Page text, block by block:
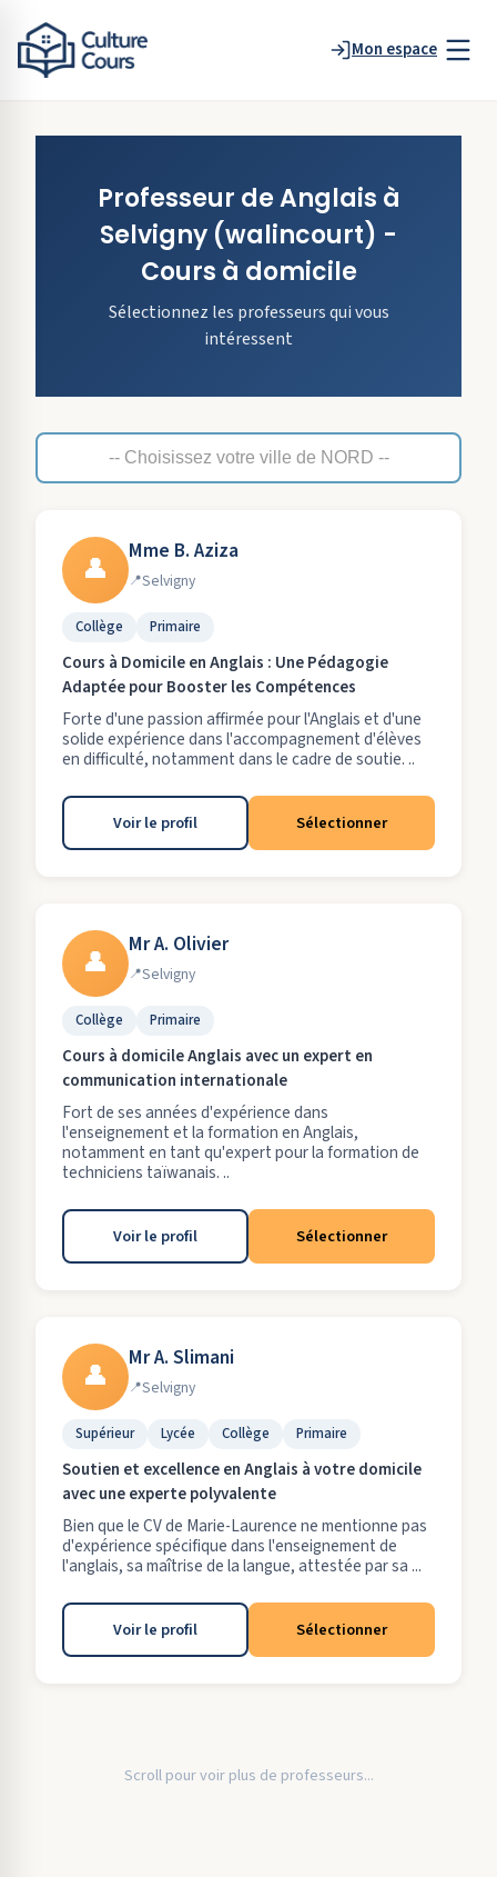
Mon espace
Professeur deAnglais à
Selvigny (walincourt) -
Cours à domicile
Sélectionnez les professeurs qui vous
intéressent
👤 Mme B. Aziza
Selvigny
Collège Primaire
Cours à Domicile en Anglais : Une Pédagogie
Adaptée pour Booster les Compétences
Forte d'une passion affirmée pour l'Anglais et d'une
solide expérience dans l'accompagnement d'élèves
en difficulté, notamment dans le cadre de soutie. ..
Voir le profil Sélectionner
👤 Mr A. Olivier
Selvigny
Collège Primaire
Cours à domicile Anglais avec un expert en
communication internationale
Fort de ses années d'expérience dans
l'enseignement et la formation en Anglais,
notamment en tant qu'expert pour la formation de
techniciens taïwanais. ..
Voir le profil Sélectionner
👤 Mr A. Slimani
Selvigny
Supérieur Lycée Collège Primaire
Soutien et excellence en Anglais à votre domicile
avec une experte polyvalente
Bien que le CV de Marie-Laurence ne mentionne pas
d'expérience spécifique dans l'enseignement de
l'anglais, sa maîtrise de la langue, attestée par sa ...
Voir le profil Sélectionner
Scroll pour voir plus de professeurs...